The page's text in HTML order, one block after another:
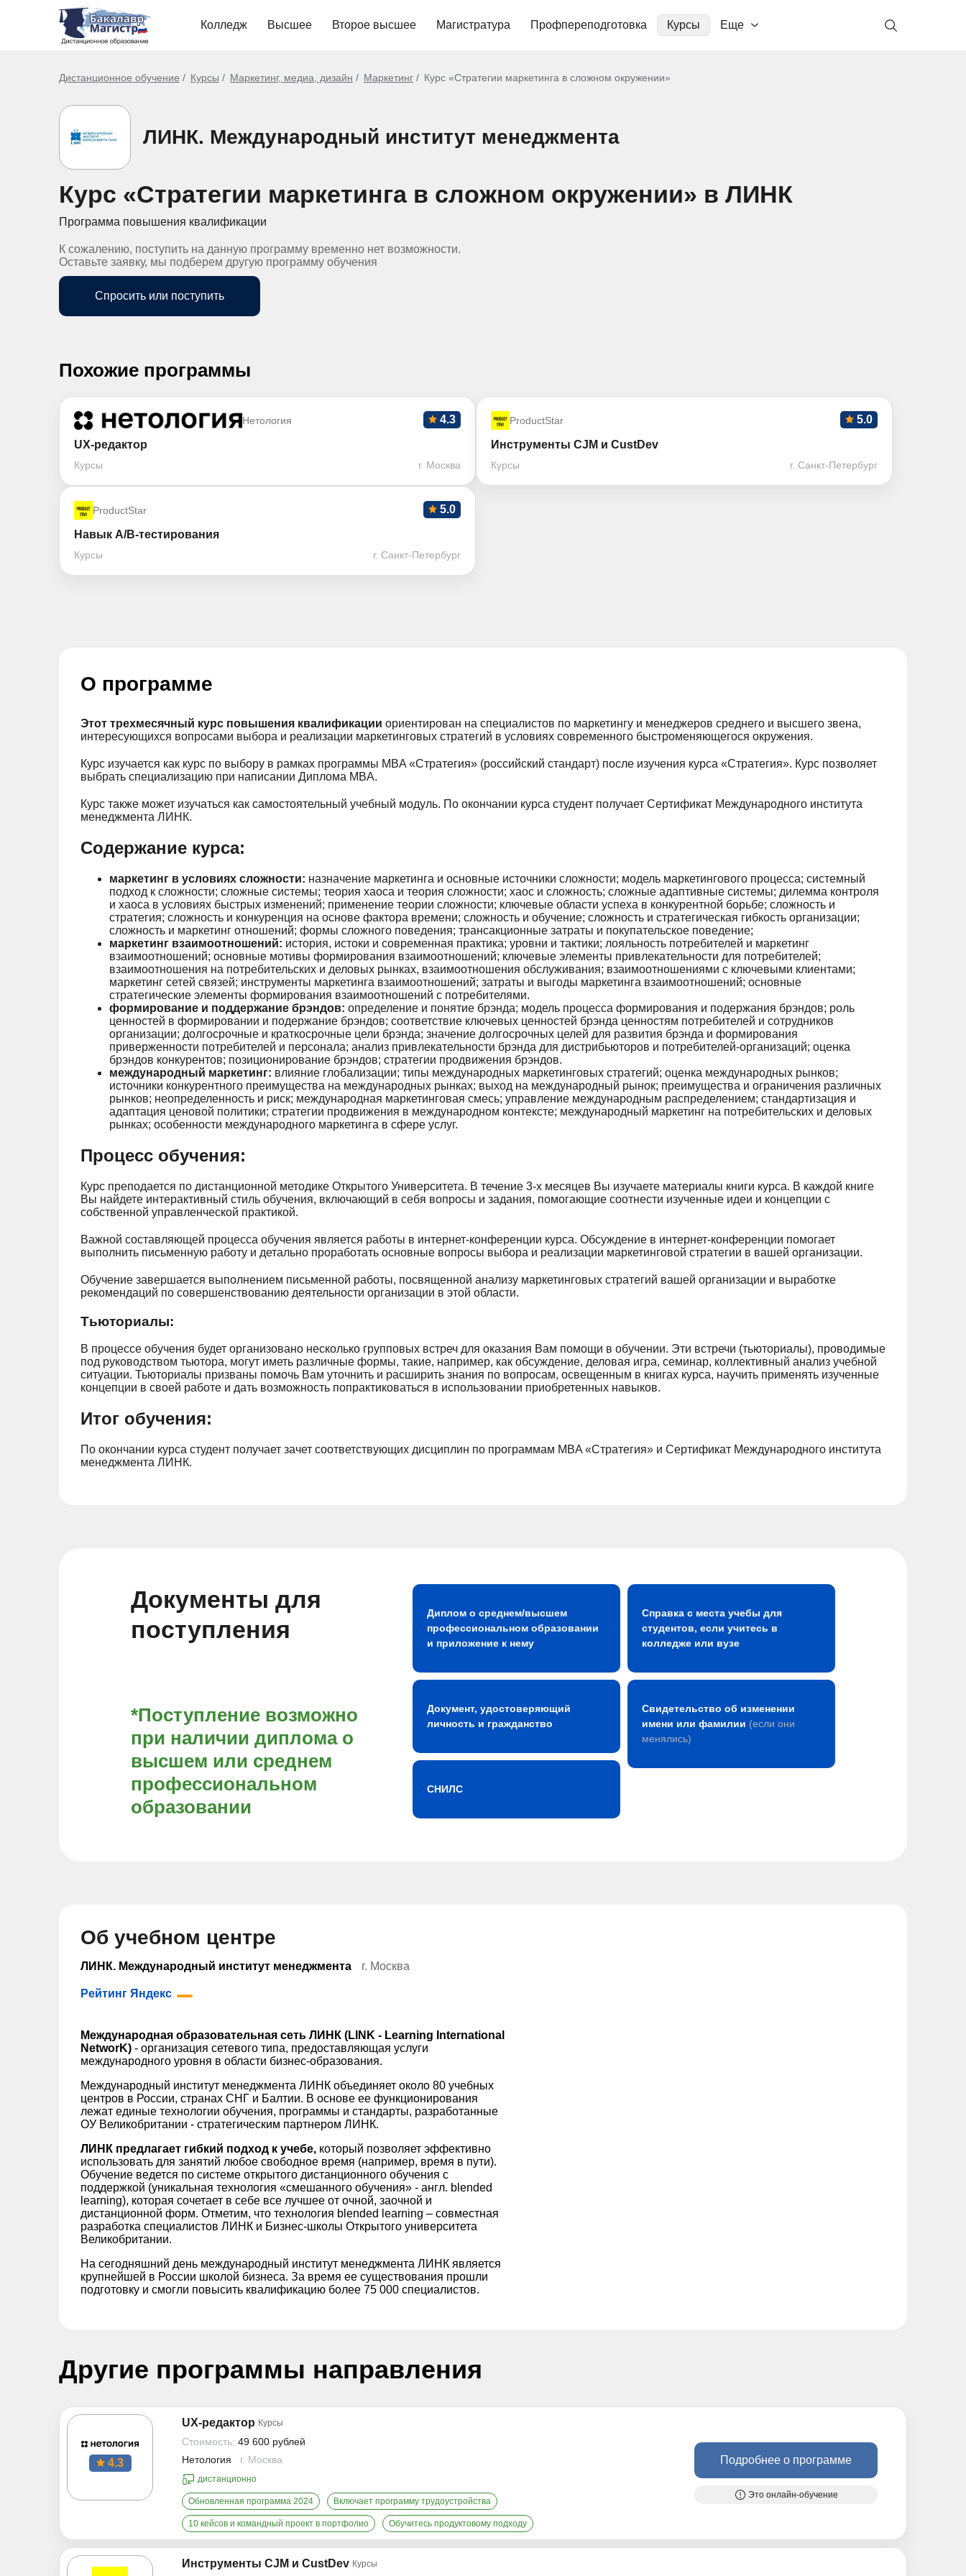
Колледж Высшее Второе высшее Магистратура Профпереподготовка Курсы Еще
Дистанционное обучение Курсы Маркетинг, медиа, дизайн Маркетинг Курс «Стратегии маркетинга в сложном окружении»
ЛИНК. Международный институт менеджмента
Курс «Стратегии маркетинга в сложном окружении» в ЛИНК
Программа повышения квалификации
К сожалению, поступить на данную программу временно нет возможности.
Оставьте заявку, мы подберем другую программу обучения
Спросить или поступить
Похожие программы
Нетология 4.3
UX-редактор
Курсы г. Москва
ProductStar 5.0
Инструменты CJM и CustDev
Курсы г. Санкт-Петербург
ProductStar 5.0
Навык A/B-тестирования
Курсы г. Санкт-Петербург
О программе
Этот трехмесячный курс повышения квалификации ориентирован на специалистов по маркетингу и менеджеров среднего и высшего звена,
интересующихся вопросами выбора и реализации маркетинговых стратегий в условиях современного быстроменяющегося окружения.
Курс изучается как курс по выбору в рамках программы MBA «Стратегия» (российский стандарт) после изучения курса «Стратегия». Курс позволяет
выбрать специализацию при написании Диплома MBA.
Курс также может изучаться как самостоятельный учебный модуль. По окончании курса студент получает Сертификат Международного института
менеджмента ЛИНК.
Содержание курса:
маркетинг в условиях сложности: назначение маркетинга и основные источники сложности; модель маркетингового процесса; системный
подход к сложности; сложные системы; теория хаоса и теория сложности; хаос и сложность; сложные адаптивные системы; дилемма контроля
и хаоса в условиях быстрых изменений; применение теории сложности; ключевые области успеха в конкурентной борьбе; сложность и
стратегия; сложность и конкуренция на основе фактора времени; сложность и обучение; сложность и стратегическая гибкость организации;
сложность и маркетинг отношений; формы сложного поведения; трансакционные затраты и покупательское поведение;
маркетинг взаимоотношений: история, истоки и современная практика; уровни и тактики; лояльность потребителей и маркетинг
взаимоотношений; основные мотивы формирования взаимоотношений; ключевые элементы привлекательности для потребителей;
взаимоотношения на потребительских и деловых рынках, взаимоотношения обслуживания; взаимоотношениями с ключевыми клиентами;
маркетинг сетей связей; инструменты маркетинга взаимоотношений; затраты и выгоды маркетинга взаимоотношений; основные
стратегические элементы формирования взаимоотношений с потребителями.
формирование и поддержание брэндов: определение и понятие брэнда; модель процесса формирования и подержания брэндов; роль
ценностей в формировании и подержание брэндов; соответствие ключевых ценностей брэнда ценностям потребителей и сотрудников
организации; долгосрочные и краткосрочные цели брэнда; значение долгосрочных целей для развития брэнда и формирования
приверженности потребителей и персонала; анализ привлекательности брэнда для дистрибьюторов и потребителей-организаций; оценка
брэндов конкурентов; позиционирование брэндов; стратегии продвижения брэндов.
международный маркетинг: влияние глобализации; типы международных маркетинговых стратегий; оценка международных рынков;
источники конкурентного преимущества на международных рынках; выход на международный рынок; преимущества и ограничения различных
рынков; неопределенность и риск; международная маркетинговая смесь; управление международным распределением; стандартизация и
адаптация ценовой политики; стратегии продвижения в международном контексте; международный маркетинг на потребительских и деловых
рынках; особенности международного маркетинга в сфере услуг.
Процесс обучения:
Курс преподается по дистанционной методике Открытого Университета. В течение 3-х месяцев Вы изучаете материалы книги курса. В каждой книге
Вы найдете интерактивный стиль обучения, включающий в себя вопросы и задания, помогающие соотнести изученные идеи и концепции с
собственной управленческой практикой.
Важной составляющей процесса обучения является работы в интернет-конференции курса. Обсуждение в интернет-конференции помогает
выполнить письменную работу и детально проработать основные вопросы выбора и реализации маркетинговой стратегии в вашей организации.
Обучение завершается выполнением письменной работы, посвященной анализу маркетинговых стратегий вашей организации и выработке
рекомендаций по совершенствованию деятельности организации в этой области.
Тьюториалы:
В процессе обучения будет организовано несколько групповых встреч для оказания Вам помощи в обучении. Эти встречи (тьюториалы), проводимые
под руководством тьютора, могут иметь различные формы, такие, например, как обсуждение, деловая игра, семинар, коллективный анализ учебной
ситуации. Тьюториалы призваны помочь Вам уточнить и расширить знания по вопросам, освещенным в книгах курса, научить применять изученные
концепции в своей работе и дать возможность попрактиковаться в использовании приобретенных навыков.
Итог обучения:
По окончании курса студент получает зачет соответствующих дисциплин по программам MBA «Стратегия» и Сертификат Международного института
менеджмента ЛИНК.
Документы для
поступления
*Поступление возможно
при наличии диплома о
высшем или среднем
профессиональном
образовании
Диплом о среднем/высшем
профессиональном образовании
и приложение к нему
Документ, удостоверяющий
личность и гражданство
СНИЛС
Справка с места учебы для
студентов, если учитесь в
колледже или вузе
Свидетельство об изменении
имени или фамилии (если они
менялись)
Об учебном центре
ЛИНК. Международный институт менеджмента г. Москва
Рейтинг Яндекс
Международная образовательная сеть ЛИНК (LINK - Learning International
NetworK) - организация сетевого типа, предоставляющая услуги
международного уровня в области бизнес-образования.
Международный институт менеджмента ЛИНК объединяет около 80 учебных
центров в России, странах СНГ и Балтии. В основе ее функционирования
лежат единые технологии обучения, программы и стандарты, разработанные
ОУ Великобритании - стратегическим партнером ЛИНК.
ЛИНК предлагает гибкий подход к учебе, который позволяет эффективно
использовать для занятий любое свободное время (например, время в пути).
Обучение ведется по системе открытого дистанционного обучения с
поддержкой (уникальная технология «смешанного обучения» - англ. blended
learning), которая сочетает в себе все лучшее от очной, заочной и
дистанционной форм. Отметим, что технология blended learning – совместная
разработка специалистов ЛИНК и Бизнес-школы Открытого университета
Великобритании.
На сегодняшний день международный институт менеджмента ЛИНК является
крупнейшей в России школой бизнеса. За время ее существования прошли
подготовку и смогли повысить квалификацию более 75 000 специалистов.
Другие программы направления
4.3
UX-редактор Курсы
Стоимость: 49 600 рублей
Нетология
г. Москва
дистанционно
Обновленная программа 2024 Включает программу трудоустройства
10 кейсов и командный проект в портфолио Обучитесь продуктовому подходу
Подробнее о программе
Это онлайн-обучение
Инструменты CJM и CustDev Курсы